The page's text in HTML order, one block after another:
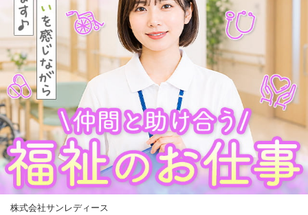
株式会社サンレディース